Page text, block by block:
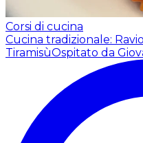
Corsi di cucina
Cucina tradizionale:
TiramisùOspitato da